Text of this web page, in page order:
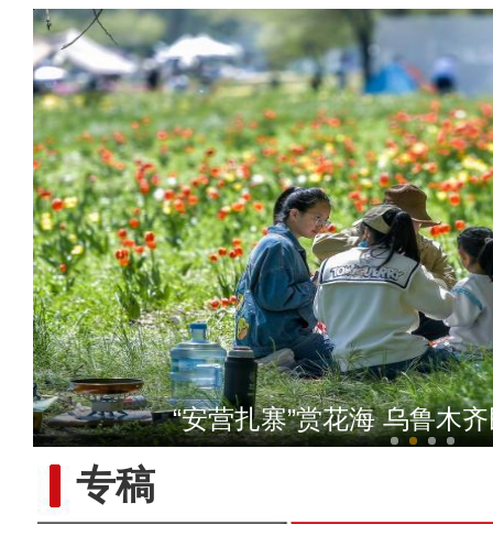
崭新“城”迹：兵团城镇化
直击武警兵团总队
专稿